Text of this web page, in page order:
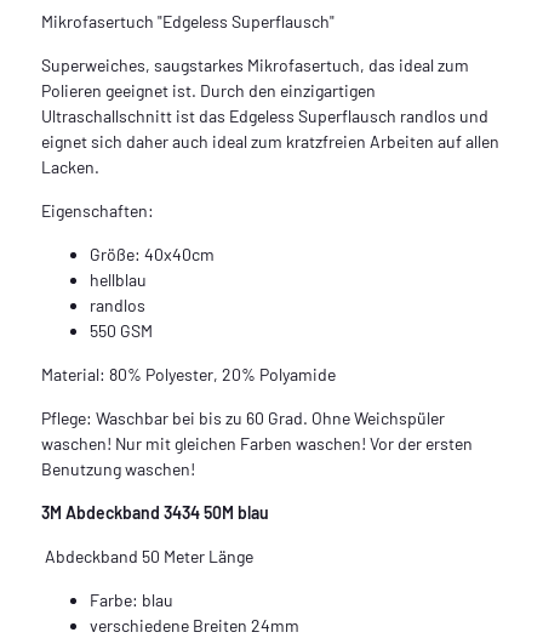
Mikrofasertuch "Edgeless Superflausch"
Superweiches, saugstarkes Mikrofasertuch, das ideal zum
Polieren geeignet ist. Durch den einzigartigen
Ultraschallschnitt ist das Edgeless Superflausch randlos und
eignet sich daher auch ideal zum kratzfreien Arbeiten auf allen
Lacken.
Eigenschaften:
Größe: 40x40cm
hellblau
randlos
550 GSM
Material: 80% Polyester, 20% Polyamide
Pflege: Waschbar bei bis zu 60 Grad. Ohne Weichspüler
waschen! Nur mit gleichen Farben waschen! Vor der ersten
Benutzung waschen!
3M Abdeckband 3434 50M blau
Abdeckband 50 Meter Länge
Farbe: blau
verschiedene Breiten 24mm